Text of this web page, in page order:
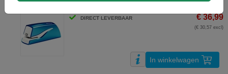
DIRECT LEVERBAAR € 36,99
(€ 30,57 excl)
In winkelwagen